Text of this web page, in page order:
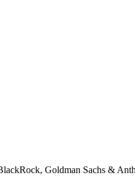
Goldman Sachs &